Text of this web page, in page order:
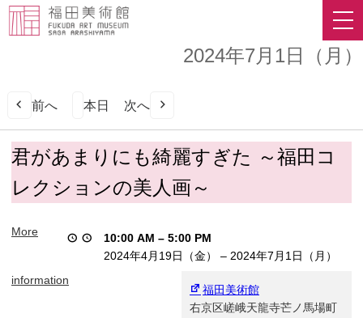
2024年7月1日（月）
前へ 本日 次へ
君
が
あ
ま
に
綺
君があまりにも綺麗すぎた ～福田コ
レクションの美人画～
10:00 AM – 5:00 PM
2024年4月19日（金）
– 2024年7月1日（月）
福田美術館
右京区嵯峨天龍寺芒ノ馬場町
More
information